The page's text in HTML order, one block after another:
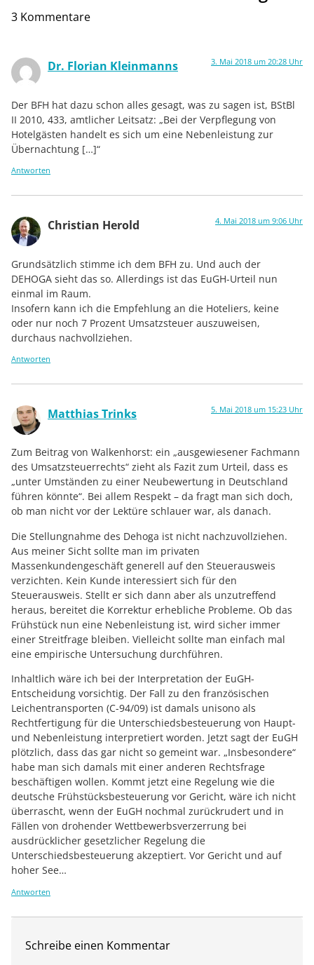
3 Kommentare
Dr. Florian Kleinmanns 3. Mai 2018 um 20:28 Uhr
Der BFH hat dazu schon alles gesagt, was zu sagen ist, BStBl
II 2010, 433, amtlicher Leitsatz: „Bei der Verpflegung von
Hotelgästen handelt es sich um eine Nebenleistung zur
Übernachtung […]“
Antworten
Christian Herold 4. Mai 2018 um 9:06 Uhr
Grundsätzlich stimme ich dem BFH zu. Und auch der
DEHOGA sieht das so. Allerdings ist das EuGH-Urteil nun
einmal im Raum.
Insofern kann ich die Empfehlung an die Hoteliers, keine
oder nur noch 7 Prozent Umsatzsteuer auszuweisen,
durchaus nachvollziehen.
Antworten
Matthias Trinks 5. Mai 2018 um 15:23 Uhr
Zum Beitrag von Walkenhorst: ein „ausgewiesener Fachmann
des Umsatzsteuerrechts“ zieht als Fazit zum Urteil, dass es
„unter Umständen zu einer Neubewertung in Deutschland
führen könnte“. Bei allem Respekt – da fragt man sich doch,
ob man nicht vor der Lektüre schlauer war, als danach.
Die Stellungnahme des Dehoga ist nicht nachzuvollziehen.
Aus meiner Sicht sollte man im privaten
Massenkundengeschäft generell auf den Steuerausweis
verzichten. Kein Kunde interessiert sich für den
Steuerausweis. Stellt er sich dann aber als unzutreffend
heraus, bereitet die Korrektur erhebliche Probleme. Ob das
Frühstück nun eine Nebenleistung ist, wird sicher immer
einer Streitfrage bleiben. Vielleicht sollte man einfach mal
eine empirische Untersuchung durchführen.
Inhaltlich wäre ich bei der Interpretation der EuGH-
Entscheidung vorsichtig. Der Fall zu den französischen
Leichentransporten (C-94/09) ist damals unisono als
Rechtfertigung für die Unterschiedsbesteuerung von Haupt-
und Nebenleistung interpretiert worden. Jetzt sagt der EuGH
plötzlich, dass das gar nicht so gemeint war. „Insbesondere“
habe man sich damals mit einer anderen Rechtsfrage
beschäftigen wollen. Kommt jetzt eine Regelung wie die
deutsche Frühstücksbesteuerung vor Gericht, wäre ich nicht
überrascht, wenn der EuGH nochmal zurückrudert und in
Fällen von drohender Wettbewerbsverzerrung bei
ausdrücklicher gesetzlicher Regelung die
Unterschiedsbesteuerung akzeptiert. Vor Gericht und auf
hoher See…
Antworten
Schreibe einen Kommentar